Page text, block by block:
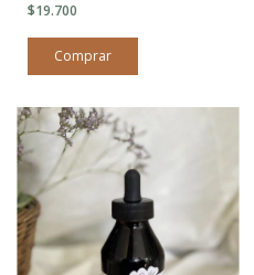
$19.700